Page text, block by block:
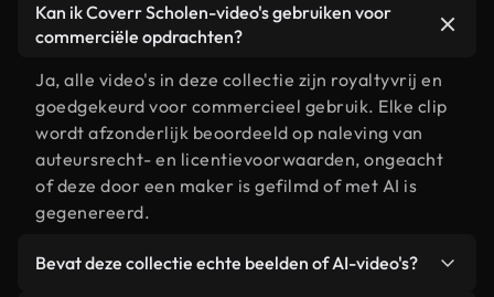
Kan ik Coverr Scholen-video's gebruiken voor
commerciële opdrachten?
Ja, alle video's in deze collectie zijn royaltyvrij en
goedgekeurd voor commercieel gebruik. Elke clip
wordt afzonderlijk beoordeeld op naleving van
auteursrecht- en licentievoorwaarden, ongeacht
of deze door een maker is gefilmd of met AI is
gegenereerd.
Bevat deze collectie echte beelden of AI-video's?